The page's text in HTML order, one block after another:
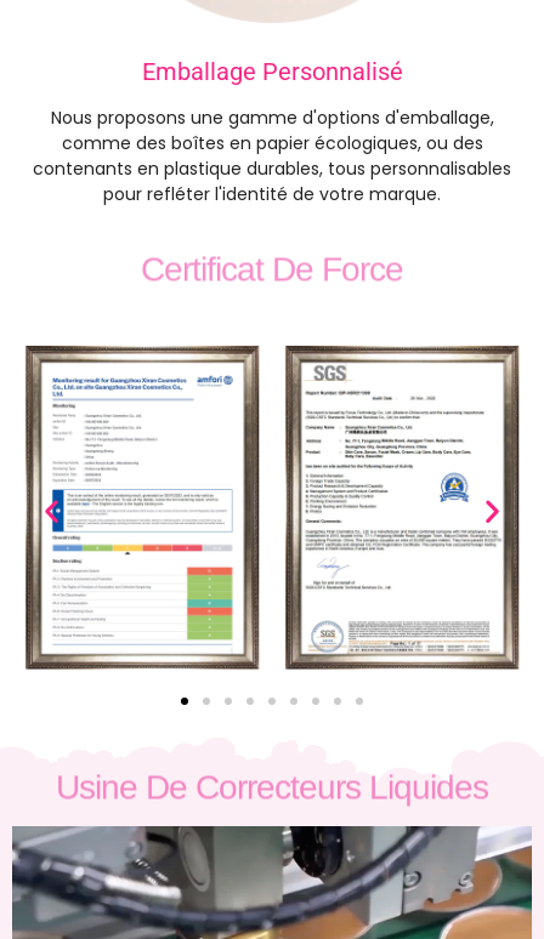
Emballage Personnalisé
Nous proposons une gamme d'options d'emballage,
comme des boîtes en papier écologiques, ou des
contenants en plastique durables, tous personnalisables
pour refléter l'identité de votre marque.
Certificat De Force
Usine De Correcteurs Liquides